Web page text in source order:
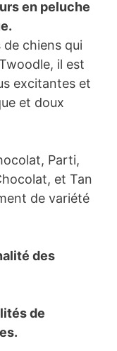
en peluche
chiens qui
il est
excitantes et
et doux
Parti,
et Tan
de variété
des
de